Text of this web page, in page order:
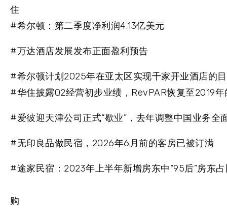
住
#希尔顿：第二季度净利润4.13亿美元
#万达酒店发展发布正面盈利预告
#希尔顿计划2025年在亚太区实现千家开业酒店的
#华住披露Q2经营初步业绩，RevPAR恢复至2019年
#爱彼迎天津公司正式“歇业”，去年调整中国业务全
#无印良品做民宿，2026年6月前的客房已被订满
#途家民宿：2023年上半年新增房东中“95后”房东
购